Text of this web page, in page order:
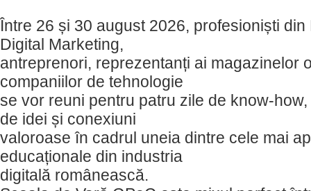
Între 26 și 30 august 2026, profesioniști
Digital Marketing,
antreprenori, reprezentanți ai magazinelor
companiilor de tehnologie
se vor reuni pentru patru zile de know-
de idei și conexiuni
valoroase în cadrul uneia dintre cele mai
educaționale din industria
digitală românească.